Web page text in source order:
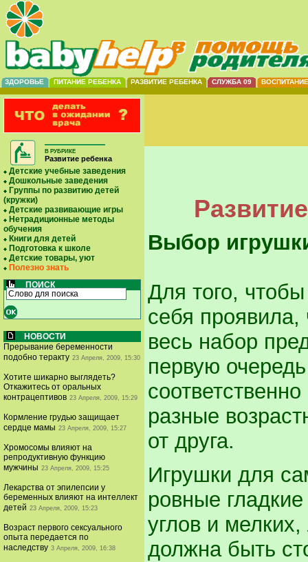
ЗДОРОВЬЕ ПИТАНИЕ РЕБЕНКА РАЗВИТИЕ РЕБЕНКА СЛУЖБА 09 ВОСПИТАНИЕ
В РУБРИКЕ
Развитие ребенка
Детские учебные заведения
Дошкольные заведения
Группы по развитию детей
(кружки)
Детские развивающие игры
Нетрадиционные методы
обучения
Книги для детей
Подготовка к школе
Детские товары, уют
Полезно знать
ПОИСК
НОВОСТИ
Прерывание беременности
подобно теракту 23 Апреля, 2009, 15:30
Хотите шикарно выглядеть?
Откажитесь от оральных
контрацептивов 23 Апреля, 2009, 15:29
Кормление грудью защищает
сердце мамы 23 Апреля, 2009, 15:27
Хромосомы влияют на
репродуктивную функцию
мужчины 23 Апреля, 2009, 15:25
Лекарства от эпилепсии у
беременных влияют на интеллект
детей 23 Апреля, 2009, 15:23
Возраст первого сексуального
опыта передается по
наследству 3 Апреля, 2009, 16:38
Выбор
Для того,
себя проявила,
весь набор
первую
разные
от друга.
Игрушки для
ровные
углов и
должна быть